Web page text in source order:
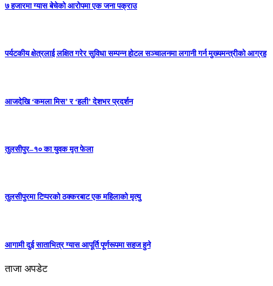
७ हजारमा ग्यास बेचेको आरोपमा एक जना पक्राउ
पर्यटकीय क्षेत्रलाई लक्षित गरेर सुविधा सम्पन्न होटल सञ्चालनमा लगानी गर्न मुख्यमन्त्रीको आग्रह
आजदेखि ‘कमला मिस’ र ‘हली’ देशभर प्रदर्शन
तुलसीपुर–१० का युवक मृत फेला
तुलसीपुरमा टिप्परको ठक्करबाट एक महिलाको मृत्यु
आगामी दुई साताभित्र ग्यास आपूर्ति पूर्णरूपमा सहज हुने
ताजा अपडेट